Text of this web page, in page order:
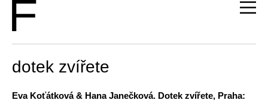
dotek zvířete
Eva Koťátková & Hana Janečková. Dotek zvířete, Praha: